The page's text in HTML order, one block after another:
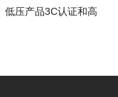
低压产品3C认证和高